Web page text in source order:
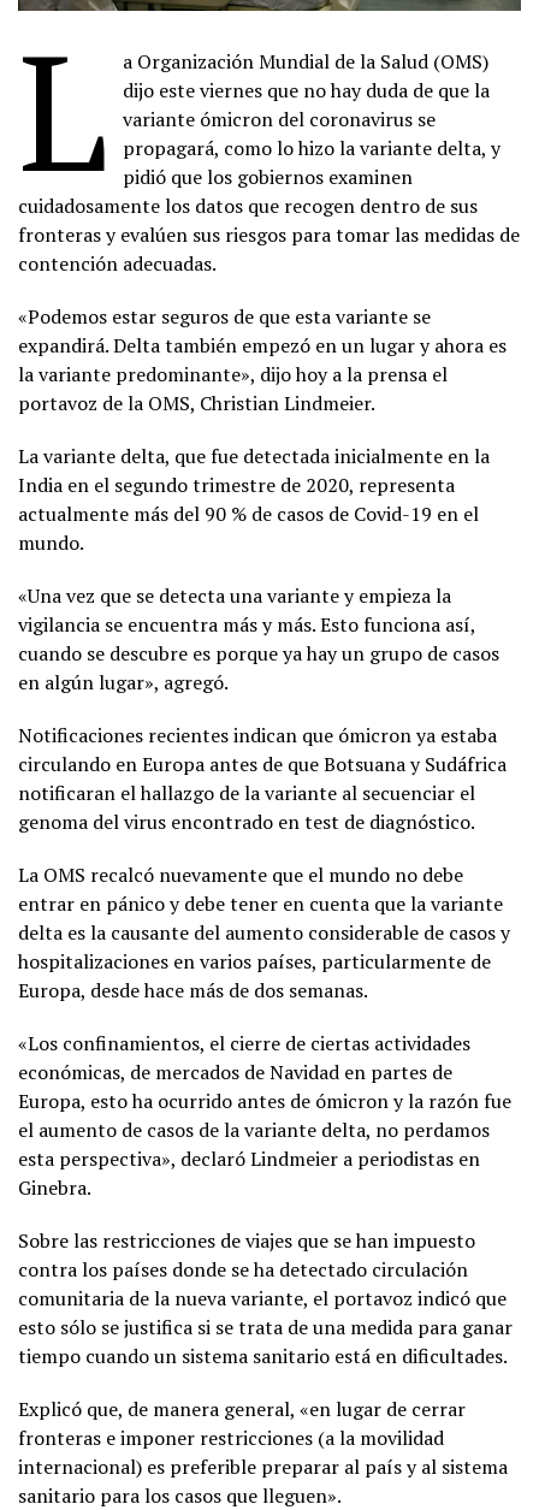
L
a Organización Mundial de la Salud (OMS)
dijo este viernes que no hay duda de que la
variante ómicron del coronavirus se
propagará, como lo hizo la variante delta, y
pidió que los gobiernos examinen
cuidadosamente los datos que recogen dentro de sus
fronteras y evalúen sus riesgos para tomar las medidas de
contención adecuadas.
«Podemos estar seguros de que esta variante se
expandirá. Delta también empezó en un lugar y ahora es
la variante predominante», dijo hoy a la prensa el
portavoz de la OMS, Christian Lindmeier.
La variante delta, que fue detectada inicialmente en la
India en el segundo trimestre de 2020, representa
actualmente más del 90 % de casos de Covid-19 en el
mundo.
«Una vez que se detecta una variante y empieza la
vigilancia se encuentra más y más. Esto funciona así,
cuando se descubre es porque ya hay un grupo de casos
en algún lugar», agregó.
Notificaciones recientes indican que ómicron ya estaba
circulando en Europa antes de que Botsuana y Sudáfrica
notificaran el hallazgo de la variante al secuenciar el
genoma del virus encontrado en test de diagnóstico.
La OMS recalcó nuevamente que el mundo no debe
entrar en pánico y debe tener en cuenta que la variante
delta es la causante del aumento considerable de casos y
hospitalizaciones en varios países, particularmente de
Europa, desde hace más de dos semanas.
«Los confinamientos, el cierre de ciertas actividades
económicas, de mercados de Navidad en partes de
Europa, esto ha ocurrido antes de ómicron y la razón fue
el aumento de casos de la variante delta, no perdamos
esta perspectiva», declaró Lindmeier a periodistas en
Ginebra.
Sobre las restricciones de viajes que se han impuesto
contra los países donde se ha detectado circulación
comunitaria de la nueva variante, el portavoz indicó que
esto sólo se justifica si se trata de una medida para ganar
tiempo cuando un sistema sanitario está en dificultades.
Explicó que, de manera general, «en lugar de cerrar
fronteras e imponer restricciones (a la movilidad
internacional) es preferible preparar al país y al sistema
sanitario para los casos que lleguen».